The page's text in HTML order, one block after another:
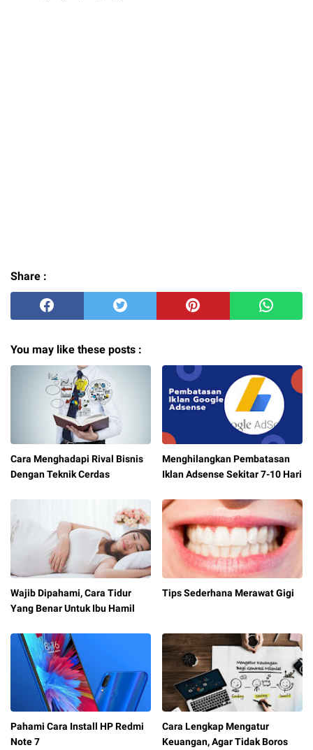
Share :
You may like these posts :
Cara Menghadapi Rival Bisnis
Dengan Teknik Cerdas
Menghilangkan Pembatasan
Iklan Adsense Sekitar 7-10 Hari
Wajib Dipahami, Cara Tidur
Yang Benar Untuk Ibu Hamil
Tips Sederhana Merawat Gigi
Pahami Cara Install HP Redmi
Note 7
Cara Lengkap Mengatur
Keuangan, Agar Tidak Boros